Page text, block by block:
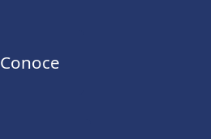
Conoce